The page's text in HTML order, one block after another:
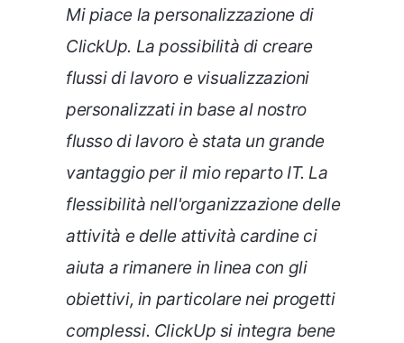
Mi piace la personalizzazione di
ClickUp. La possibilità di creare
flussi di lavoro e visualizzazioni
personalizzati in base al nostro
flusso di lavoro è stata un grande
vantaggio per il mio reparto IT. La
flessibilità nell'organizzazione delle
attività e delle attività cardine ci
aiuta a rimanere in linea con gli
obiettivi, in particolare nei progetti
complessi. ClickUp si integra bene